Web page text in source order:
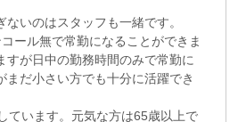
いのはスタッフも一緒です。
ール無で常勤になることができま
すが日中の勤務時間のみで常勤に
まだ小さい方でも十分に活躍でき
ています。元気な方は65歳以上で